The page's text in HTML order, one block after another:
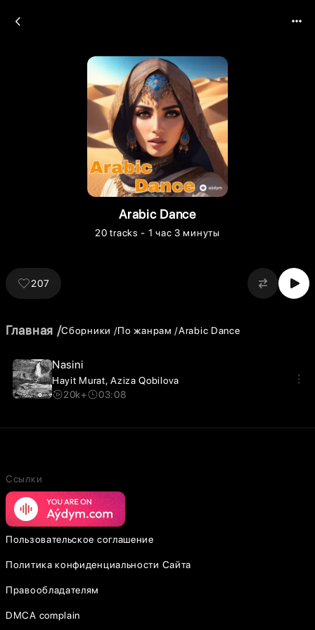
Arabic Dance
20 tracks- 1 час 3 минуты
207
Главная Сборники По жанрам Arabic Dance
Nasini
Hayit Murat Aziza Qobilova
20k+
03:08
Ссылки
Пользовательское соглашение
Политика конфиденциальности Сайта
Правообладателям
DMCA complain